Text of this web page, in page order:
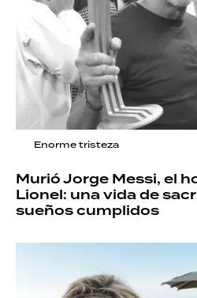
Enorme tristeza
Murió Jorge Messi, el
Lionel: una vida de
sueños cumplidos